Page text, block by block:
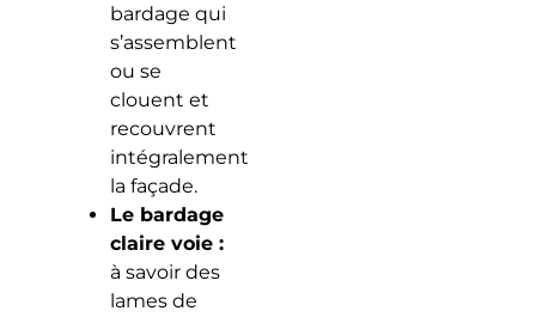
bardage qui
s’assemblent
ou se
clouent et
recouvrent
intégralement
la façade.
Le bardage
claire voie :
à savoir des
lames de